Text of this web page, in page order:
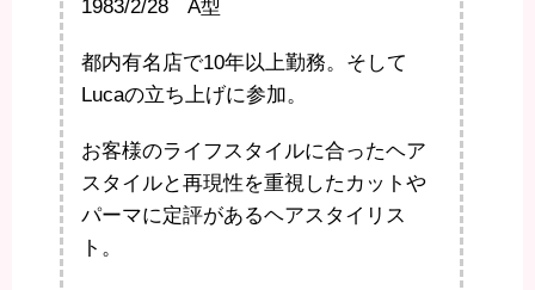
1983/2/28 A型
都内有名店で10年以上勤務。そして
Lucaの立ち上げに参加。
お客様のライフスタイルに合ったヘア
スタイルと再現性を重視したカットや
パーマに定評があるヘアスタイリス
ト。